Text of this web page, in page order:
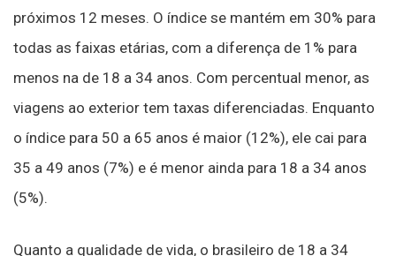
próximos 12 meses. O índice se mantém em 30% para
todas as faixas etárias, com a diferença de 1% para
menos na de 18 a 34 anos. Com percentual menor, as
viagens ao exterior tem taxas diferenciadas. Enquanto
o índice para 50 a 65 anos é maior (12%), ele cai para
35 a 49 anos (7%) e é menor ainda para 18 a 34 anos
(5%).
Quanto a qualidade de vida, o brasileiro de 18 a 34